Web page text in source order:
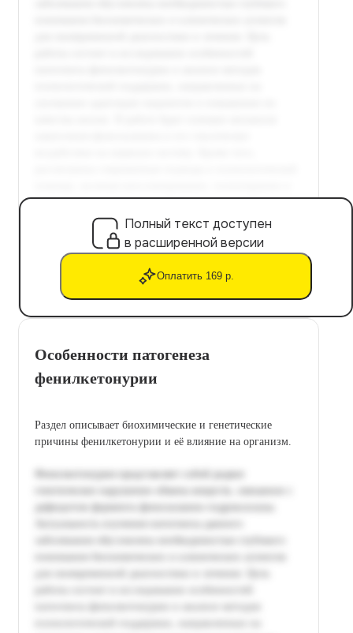
Полный текст доступен
в расширенной версии
Оплатить 169 р.
Особенности патогенеза
фенилкетонурии
Раздел описывает биохимические и генетические
причины фенилкетонурии и её влияние на организм.